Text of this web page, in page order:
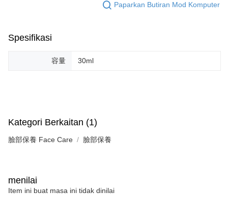
Paparkan Butiran Mod Komputer
Spesifikasi
容量 30ml
Kategori Berkaitan (1)
臉部保養 Face Care 臉部保養
menilai
Item ini buat masa ini tidak dinilai